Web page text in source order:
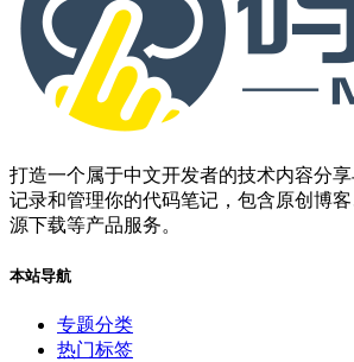
打造一个属于中文开发者的技术内容分
记录和管理你的代码笔记，包含原创博
源下载等产品服务。
本站导航
专题分类
热门标签